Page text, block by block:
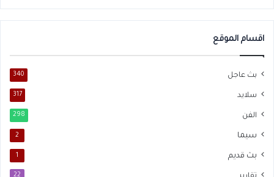
اقسام الموقع
بث عاجل 340
سلايد 317
الفن 298
سيما 2
بث قديم 1